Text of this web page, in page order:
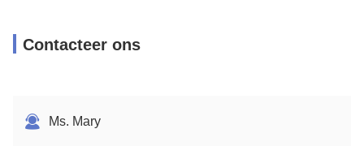
Contacteer ons
Ms. Mary